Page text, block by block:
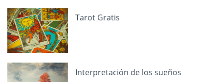
Tarot Gratis
Interpretación de los sueños